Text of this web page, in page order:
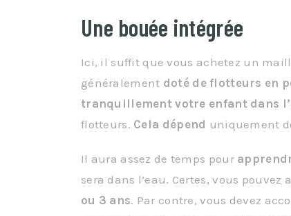
Une bouée intégrée
Ici, il suffit que vous achetez un
généralement doté de flotteurs en
tranquillement votre enfant dans
flotteurs. Cela dépend uniquement
Il aura assez de temps pour
sera dans l’eau. Certes, vous
ou 3 ans. Par contre, vous devez